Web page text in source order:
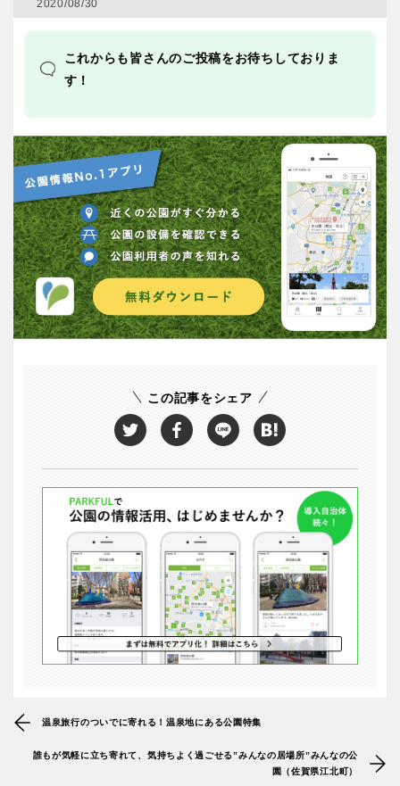
2020/08/30
これからも皆さんのご投稿をお待ちしておりま
す！
この記事をシェア
温泉旅行のついでに寄れる！温泉地にある公園特集
誰もが気軽に立ち寄れて、気持ちよく過ごせる”みんなの居場所”みんなの公
園（佐賀県江北町）